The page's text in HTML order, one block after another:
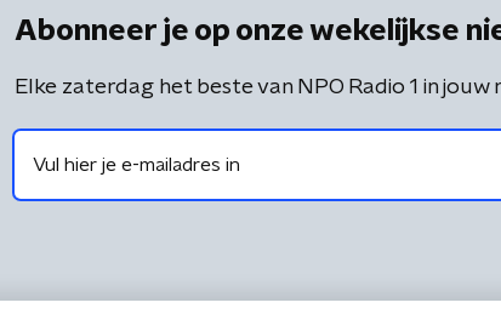
Abonneer je op onze wekelijkse
Elke zaterdag het beste van NPO Radio 1 in jouw